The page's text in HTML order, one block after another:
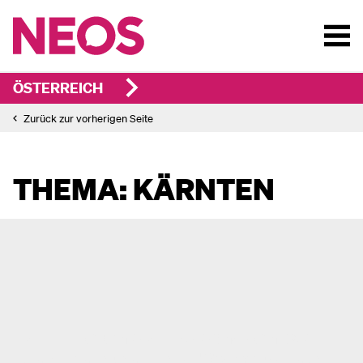
ÖSTERREICH
Zurück zur vorherigen Seite
THEMA: KÄRNTEN